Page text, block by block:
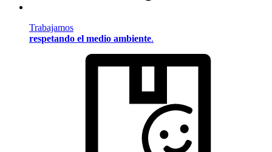
Trabajamos
respetando el medio ambiente.